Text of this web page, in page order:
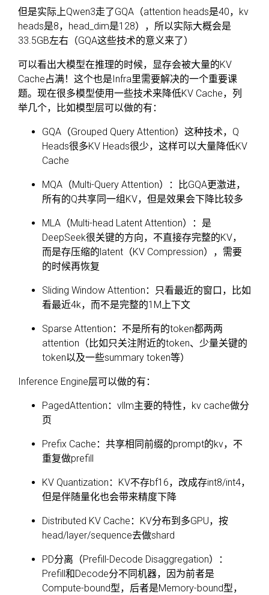
但是实际上Qwen3走了GQA（attention heads是40，kv
heads是8，head_dim是128），所以实际大概会是
33.5GB左右（GQA这些技术的意义来了）
可以看出大模型在推理的时候，显存会被大量的KV
Cache占满！这个也是Infra里需要解决的一个重要课
题。现在很多模型使用一些技术来降低KV Cache，列
举几个，比如模型层可以做的有：
GQA（Grouped Query Attention）这种技术，Q
Heads很多KV Heads很少，这样可以大量降低KV
Cache
MQA（Multi-Query Attention）：比GQA更激进，
所有的Q共享同一组KV，但是效果会下降比较多
MLA（Multi-head Latent Attention）：是
DeepSeek很关键的方向，不直接存完整的KV，
而是存压缩的latent（KV Compression），需要
的时候再恢复
Sliding Window Attention：只看最近的窗口，比如
看最近4k，而不是完整的1M上下文
Sparse Attention：不是所有的token都两两
attention（比如只关注附近的token、少量关键的
token以及一些summary token等）
Inference Engine层可以做的有：
PagedAttention：vllm主要的特性，kv cache做分
页
Prefix Cache：共享相同前缀的prompt的kv，不
重复做prefill
KV Quantization：KV不存bf16，改成存int8/int4，
但是伴随量化也会带来精度下降
Distributed KV Cache：KV分布到多GPU，按
head/layer/sequence去做shard
PD分离（Prefill-Decode Disaggregation）：
Prefill和Decode分不同机器，因为前者是
Compute-bound型，后者是Memory-bound型，